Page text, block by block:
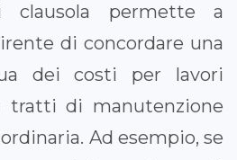
permette a
di concordare una
dei costi per lavori
tratti di manutenzione
Ad esempio, se